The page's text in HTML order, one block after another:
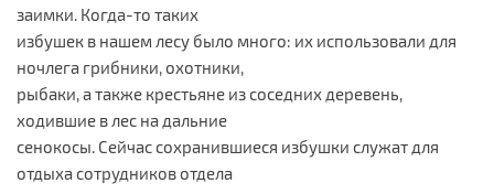
заимки. Когда-то таких
избушек в нашем лесу было много: их использовали для
ночлега грибники, охотники,
рыбаки, а также крестьяне из соседних деревень,
ходившие в лес на дальние
сенокосы. Сейчас сохранившиеся избушки служат для
отдыха сотрудников отдела